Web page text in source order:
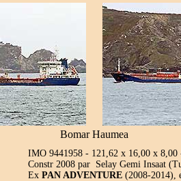
Bomar Haumea
IMO 9441958 - 121,62 x 16,00 x
Constr 2008 par Selay Gemi Insaat
Ex PAN ADVENTURE (2008-2014),